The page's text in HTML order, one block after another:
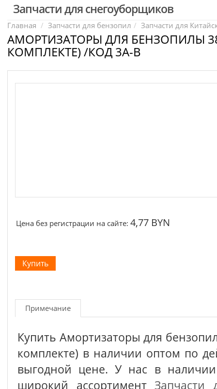
Запчасти для УШМ (болгарок)
Запчасти для электроинструмента другие
Конденсаторы
Якоря, статоры
Аккумуляторы, зарядные устройства
Щётки, щёточные узлы
Скидка 50%
Запчасти для снегоуборщиков
Главная Запчасти для бензопил Запчасти для
АМОРТИЗАТОРЫ ДЛЯ БЕНЗОПИЛЫ
КОМПЛЕКТЕ) /КОД 3A-B
Цена без регистрации на сайте: 4,77 BYN
Примечание
Купить Амортизаторы для
комплекте) в наличии оптом по
выгодной цене. У нас в
широкий ассортимент Запчасти